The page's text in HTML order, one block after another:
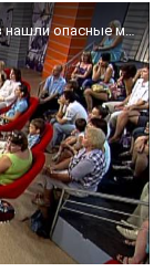
Что делать, если в анализе на дисбактериоз нашли опасные микробы? – Доктор Комаровский